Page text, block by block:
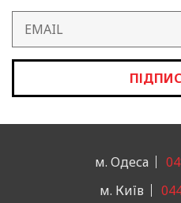
м. Одеса
м. Київ